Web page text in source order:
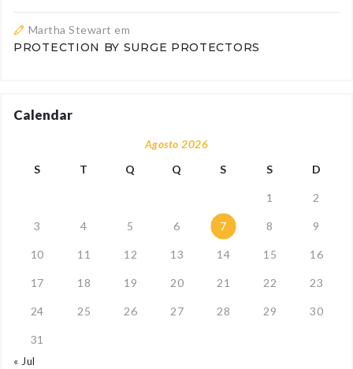
Martha Stewart em
PROTECTION BY SURGE PROTECTORS
Calendar
Agosto 2026
S
T Q Q S S D
1 2
3 4 5 6 7 8 9
10 11 12 13 14 15 16
17 18 19 20 21 22 23
24 25 26 27 28 29 30
31
« Jul